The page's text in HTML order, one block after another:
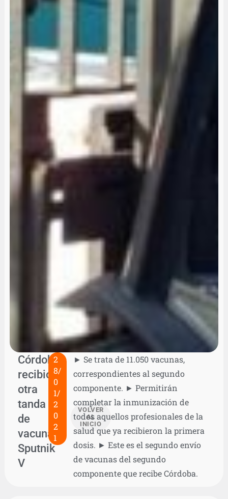
Córdoba
recibió
otra
tanda
de
vacunas
Sputnik
V
2
8/
0
1/
2
0
2
1
VOLVER
AL
INICIO
► Se trata de 11.050 vacunas,
correspondientes al segundo
componente. ► Permitirán
completar la inmunización de
todos aquellos profesionales de la
salud que ya recibieron la primera
dosis. ► Este es el segundo envío
de vacunas del segundo
componente que recibe Córdoba.